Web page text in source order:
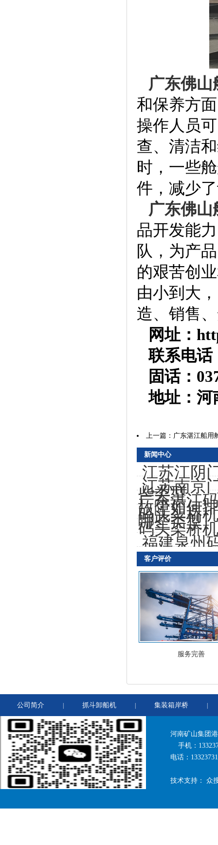
广东佛
和保养方
操作人员
查、清洁
时，一些
件，减少
广东佛
品开发能
队，为产
的艰苦创
由小到大
造、销售
网址：
联系电话
固话：
地址：河
上一篇： 广东湛江船用
新闻中心
江苏江阴
些类型
江苏南京
故障如何
广东湛江
哪些类型
码头架桥
码头架桥
福建泉州
适应性
客户评价
服务完善
公司简介 | 抓斗卸船机 | 集装箱岸桥 |
河南矿山集团
手机：
电话：
技术支持： 众